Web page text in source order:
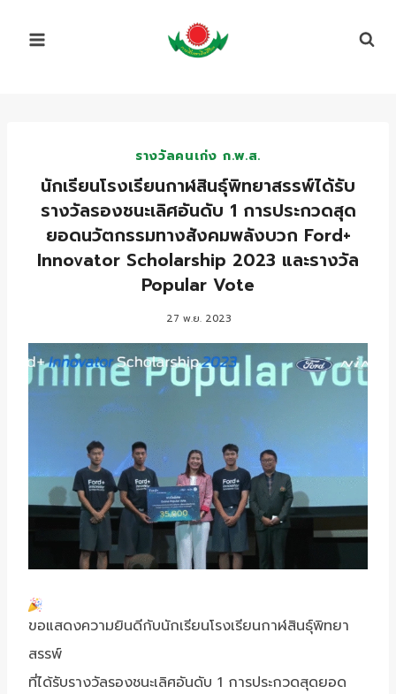
รางวัลคนเก่ง ก.พ.ส.
นักเรียนโรงเรียนกาฬสินธุ์พิทยาสรรพ์ได้รับ
รางวัลรองชนะเลิศอันดับ 1 การประกวดสุด
ยอดนวัตกรรมทางสังคมพลังบวก Ford+
Innovator Scholarship 2023 และรางวัล
Popular Vote
27 พ.ย. 2023
ขอแสดงความยินดีกับนักเรียนโรงเรียนกาฬสินธุ์พิทยา
สรรพ์
ที่ได้รับรางวัลรองชนะเลิศอันดับ 1 การประกวดสุดยอด